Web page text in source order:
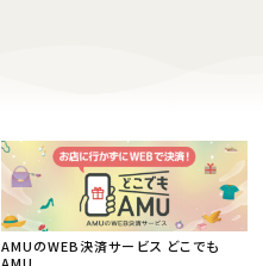
AMUのWEB決済サービス どこでも